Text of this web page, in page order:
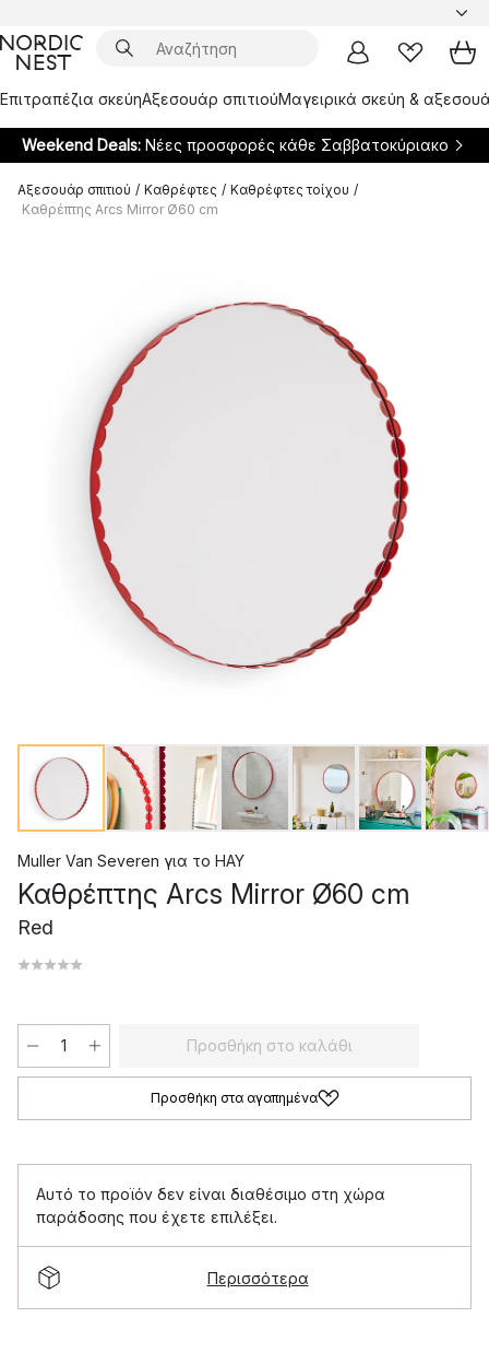
Επιτραπέζια σκεύηΑξεσουάρ σπιτιούΜαγειρικά σκεύη &
Weekend Deals: Νέες προσφορές κάθε Σαββατοκύριακο
Αξεσουάρ σπιτιού / Καθρέφτες / Καθρέφτες τοίχου /
Καθρέπτης Arcs Mirror Ø60 cm
Muller Van Severen για το HAY
Καθρέπτης Arcs Mirror Ø60 cm
Red
Προσθήκη στο καλάθι
Προσθήκη στα αγαπημένα
Αυτό το προϊόν δεν είναι διαθέσιμο στη χώρα
παράδοσης που έχετε επιλέξει.
Περισσότερα